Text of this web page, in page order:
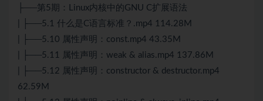
├──第5期：Linux内核中的GNU C扩展语法
| ├──5.1 什么是C语言标准？.mp4 114.28M
| ├──5.10 属性声明：const.mp4 43.35M
| ├──5.11 属性声明：weak & alias.mp4 137.86M
| ├──5.12 属性声明：constructor & destructor.mp4
62.59M